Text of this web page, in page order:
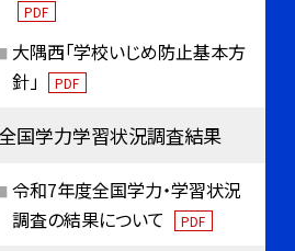
PDF
大隅西「学校いじめ防止基本方
針」
PDF
全国学力学習状況調査結果
令和7年度全国学力・学習状況
調査の結果について
PDF